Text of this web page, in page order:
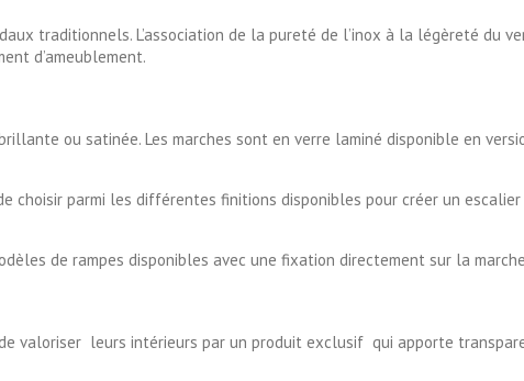
traditionnels. L’association de la pureté de l’inox à la légèreté du
d’ameublement.
ou satinée. Les marches sont en verre laminé disponible en
parmi les différentes finitions disponibles pour créer un escalier
de rampes disponibles avec une fixation directement sur la
valoriser leurs intérieurs par un produit exclusif qui apporte